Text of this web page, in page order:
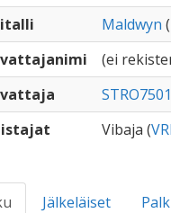
Maldwyn
(ei
STRO7501
Vibaja (
Jälkeläiset